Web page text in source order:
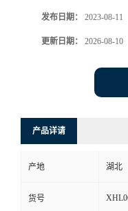
发布日期： 2023-08-11
更新日期： 2026-08-10
产品详请
产地 湖北
货号